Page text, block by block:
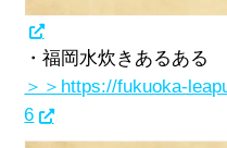
・福岡水炊きあるある
＞＞https://fukuoka-
6